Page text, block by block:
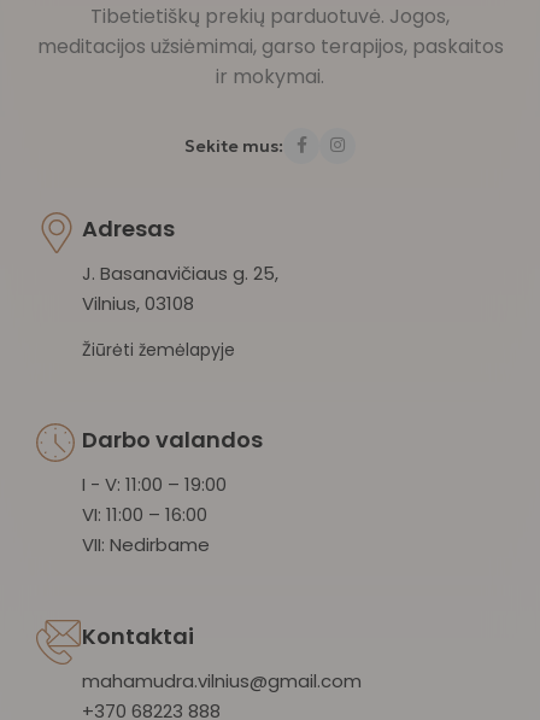
Tibetietiškų prekių parduotuvė. Jogos,
meditacijos užsiėmimai, garso terapijos, paskaitos
ir mokymai.
Sekite mus:
Adresas
J. Basanavičiaus g. 25,
Vilnius, 03108
Žiūrėti žemėlapyje
Darbo valandos
I - V: 11:00 – 19:00
VI: 11:00 – 16:00
VII: Nedirbame
Kontaktai
mahamudra.vilnius@gmail.com
+370 68223 888